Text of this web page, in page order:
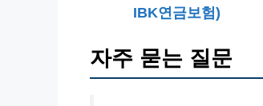
IBK연금보험)
자주 묻는 질문